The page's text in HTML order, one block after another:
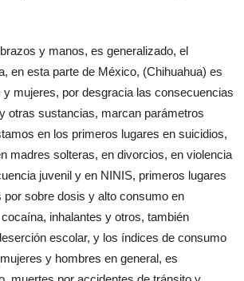
y manos, es generalizado, el
en esta parte de México, (Chihuahua) es
mujeres, por desgracia las consecuencias
otras sustancias, marcan parámetros
en los primeros lugares en suicidios,
madres solteras, en divorcios, en violencia
juvenil y en NINIS, primeros lugares
por sobre dosis y alto consumo en
inhalantes y otros, también
escolar, y los índices de consumo
y hombres en general, es